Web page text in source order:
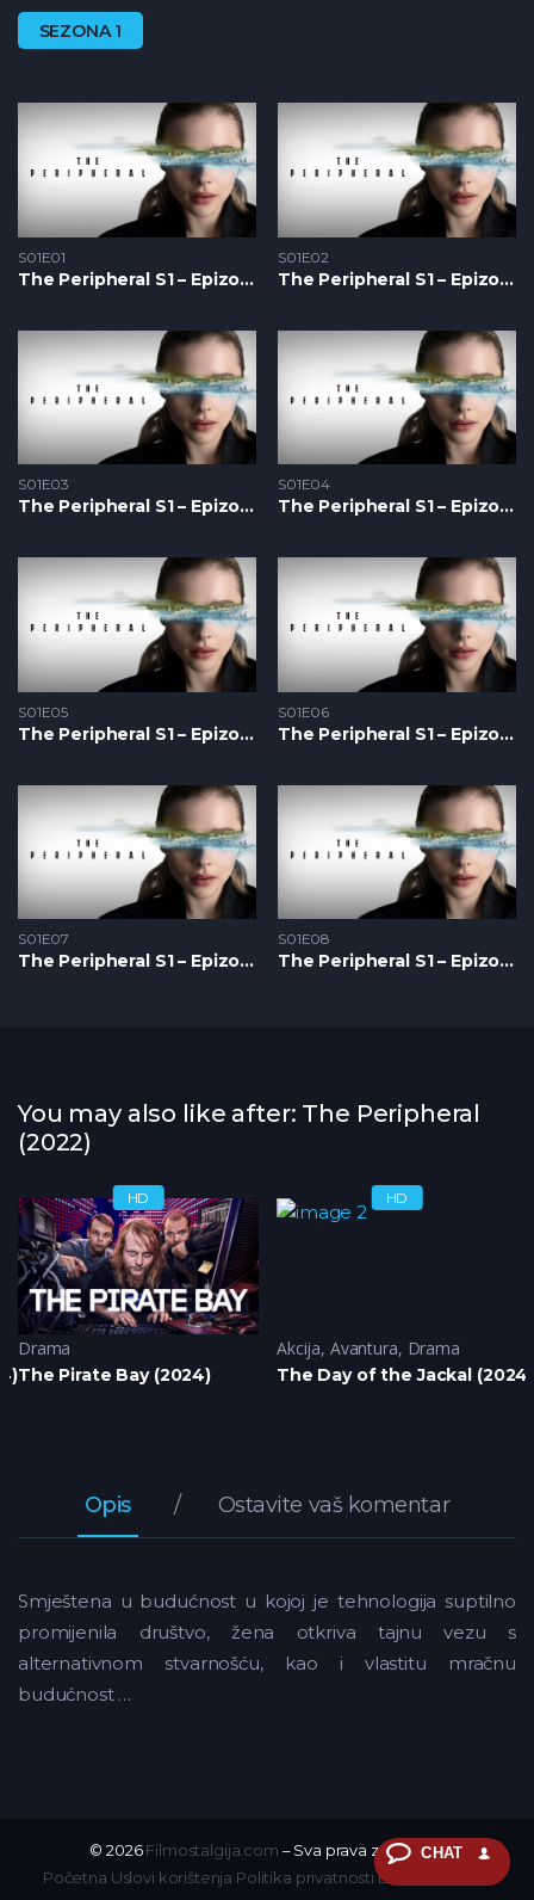
SEZONA 1
S01E01
The Peripheral S1 – Epizoda 01
S01E02
The Peripheral S1 – Epizoda 02
S01E03
The Peripheral S1 – Epizoda 03
S01E04
The Peripheral S1 – Epizoda 04
S01E05
The Peripheral S1 – Epizoda 05
S01E06
The Peripheral S1 – Epizoda 06
S01E07
The Peripheral S1 – Epizoda 07
S01E08
The Peripheral S1 – Epizoda 08
You may also like after: The Peripheral
(2022)
,Romantika
HD
Drama
The Pirate Bay (2024)
HD
Akcija, Avantura, Drama
The Day of the Jackal (2024)
Opis Ostavite vaš komentar
Smještena u budućnost u kojoj je tehnologija suptilno
promijenila društvo, žena otkriva tajnu vezu s
alternativnom stvarnošću, kao i vlastitu mračnu
budućnost …
© 2026Filmostalgija.com – Sva prava zadržana.
Početna Uslovi korištenja Politika privatnosti DMCA
CHAT